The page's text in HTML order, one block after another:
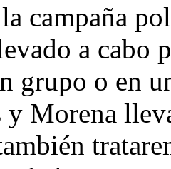
campaña
a cabo
grupo o en
y Morena